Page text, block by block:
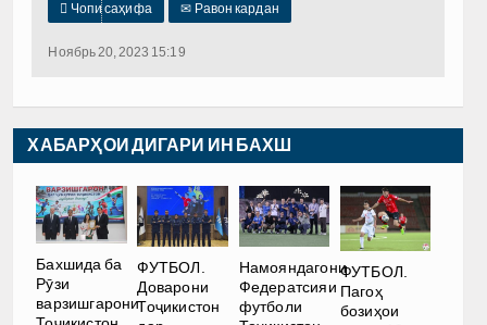
 Чопи саҳифа ✉ Равон кардан
Ноябрь 20, 2023 15:19
ХАБАРҲОИ ДИГАРИ ИН БАХШ
Бахшида ба
Рӯзи
варзишгарони
ФУТБОЛ.
Доварони
Тоҷикистон
Намояндагони
Федератсияи
футболи
ФУТБОЛ.
Пагоҳ
бозиҳои